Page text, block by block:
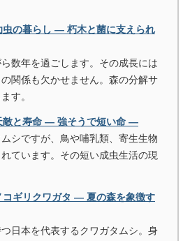
虫の暮らし ― 朽木と菌に支えられ
数年を過ごします。その成長には
関係も欠かせません。森の分解サ
す。
敵と寿命 ― 強そうで短い命 ―
シですが、鳥や哺乳類、寄生生物
ています。その短い成虫生活の現
コギリクワガタ ― 夏の森を象徴す
日本を代表するクワガタムシ。身